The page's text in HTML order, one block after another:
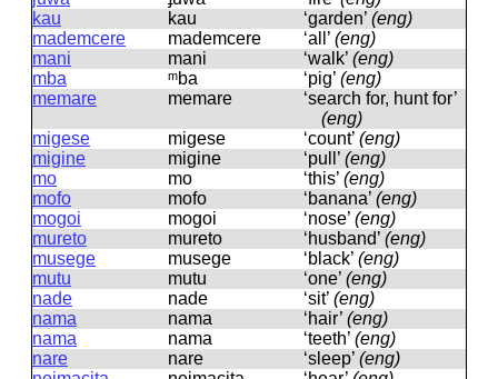
kau
kau ‘garden’ (eng)
mademcere
mademcere ‘all’ (eng)
mani
mani ‘walk’ (eng)
mba
ᵐba ‘pig’ (eng)
memare
memare
‘search for, hunt for’
(eng)
migese
miɡese ‘count’ (eng)
migine
miɡine ‘pull’ (eng)
mo
mo ‘this’ (eng)
mofo
mofo ‘banana’ (eng)
mogoi
moɡoi ‘nose’ (eng)
mureto
mureto ‘husband’ (eng)
musege
museɡe ‘black’ (eng)
mutu
mutu ‘one’ (eng)
nade
nade ‘sit’ (eng)
nama
nama ‘hair’ (eng)
nama
nama ‘teeth’ (eng)
nare
nare ‘sleep’ (eng)